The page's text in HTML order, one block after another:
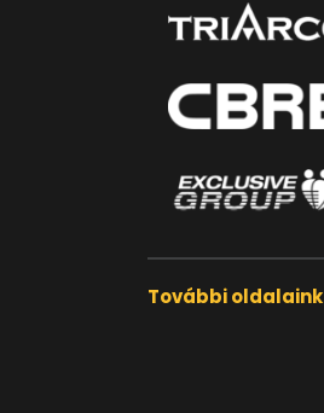
További oldalaink